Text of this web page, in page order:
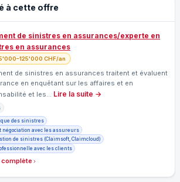
à cette offre
de sinistres en assurances/experte en
en assurances
CHF/an
de sinistres en assurances traitent et évaluent
en enquêtant sur les affaires et en
et les… Lire la suite →
des sinistres
négociation avec les assureurs
de sinistres (Claimsoft, Claimcloud)
avec les clients
complète